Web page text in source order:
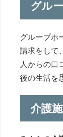
グル
グループホ
請求をして
人からの口
後の生活を
介護